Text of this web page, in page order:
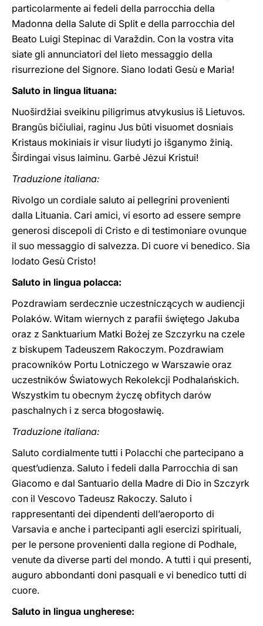
particolarmente ai fedeli della parrocchia della
Madonna della Salute di Split e della parrocchia del
Beato Luigi Stepinac di Varaždin. Con la vostra vita
siate gli annunciatori del lieto messaggio della
risurrezione del Signore. Siano lodati Gesù e Maria!
Saluto in lingua lituana:
Nuoširdžiai sveikinu piligrimus atvykusius iš Lietuvos.
Brangūs bičiuliai, raginu Jus būti visuomet dosniais
Kristaus mokiniais ir visur liudyti jo išganymo žinią.
Širdingai visus laiminu. Garbė Jėzui Kristui!
Traduzione italiana:
Rivolgo un cordiale saluto ai pellegrini provenienti
dalla Lituania. Cari amici, vi esorto ad essere sempre
generosi discepoli di Cristo e di testimoniare ovunque
il suo messaggio di salvezza. Di cuore vi benedico. Sia
lodato Gesù Cristo!
Saluto in lingua polacca:
Pozdrawiam serdecznie uczestniczących w audiencji
Polaków. Witam wiernych z parafii świętego Jakuba
oraz z Sanktuarium Matki Bożej ze Szczyrku na czele
z biskupem Tadeuszem Rakoczym. Pozdrawiam
pracowników Portu Lotniczego w Warszawie oraz
uczestników Światowych Rekolekcji Podhalańskich.
Wszystkim tu obecnym życzę obfitych darów
paschalnych i z serca błogosławię.
Traduzione italiana:
Saluto cordialmente tutti i Polacchi che partecipano a
quest’udienza. Saluto i fedeli dalla Parrocchia di san
Giacomo e dal Santuario della Madre di Dio in Szczyrk
con il Vescovo Tadeusz Rakoczy. Saluto i
rappresentanti dei dipendenti dell’aeroporto di
Varsavia e anche i partecipanti agli esercizi spirituali,
per le persone provenienti dalla regione di Podhale,
venute da diverse parti del mondo. A tutti i qui presenti,
auguro abbondanti doni pasquali e vi benedico tutti di
cuore.
Saluto in lingua ungherese: